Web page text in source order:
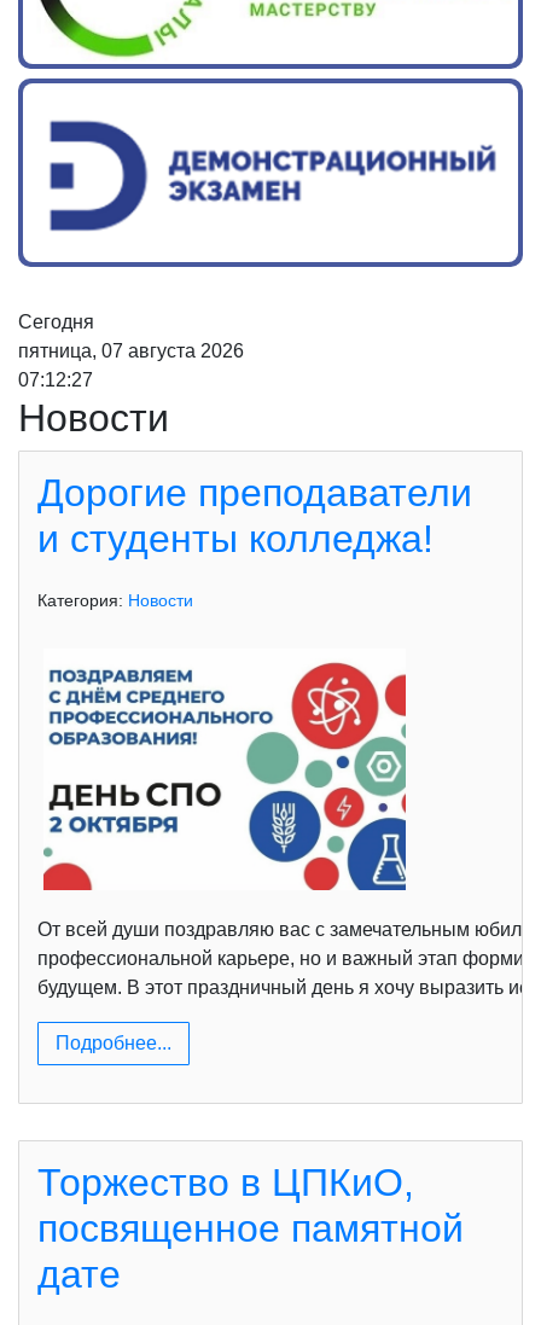
Сегодня
пятница, 07 августа 2026
07:12:29
Новости
Дорогие преподаватели
и студенты колледжа!
Категория: Новости
От всей души поздравляю вас с замечательным
профессиональной карьере, но и важный этап
будущем. В этот праздничный день я хочу выразить
Подробнее...
Торжество в ЦПКиО,
посвященное памятной
дате